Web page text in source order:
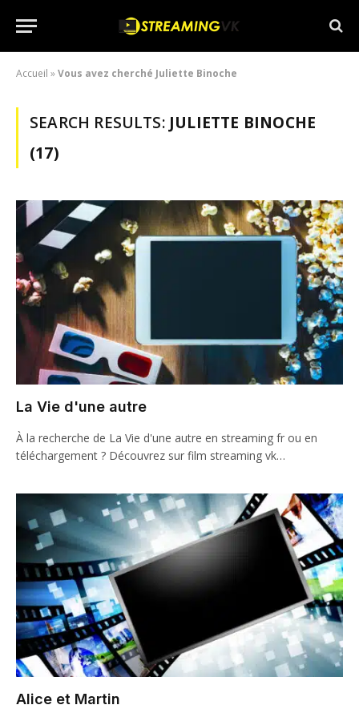
Accueil »Vous avez cherché Juliette Binoche
SEARCH RESULTS: JULIETTE BINOCHE
(17)
La Vie d'une autre
À la recherche de La Vie d'une autre en streaming fr ou en
téléchargement ? Découvrez sur film streaming vk…
Alice et Martin